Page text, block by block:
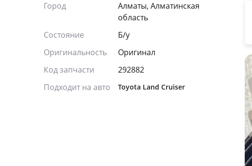
Город
Алматы, Алматинская
область
Состояние
Б/y
Оригинальность
Оригинал
Код запчасти
292882
Подходит на авто
Toyota Land Cruiser